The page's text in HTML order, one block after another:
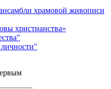
храмовой живописи
христианства»